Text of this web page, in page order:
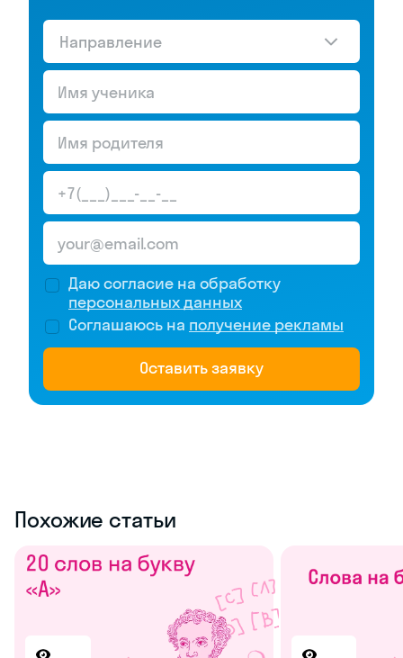
Направление
Даю согласие на обработку
персональных данных
Соглашаюсь на получение рекламы
Оставить заявку
Похожие статьи